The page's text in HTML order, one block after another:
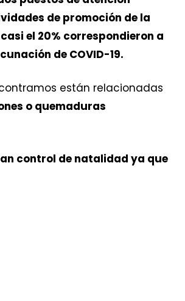
de promoción de la
el 20% correspondieron a
de COVID-19.
están relacionadas
o quemaduras
control de natalidad ya que